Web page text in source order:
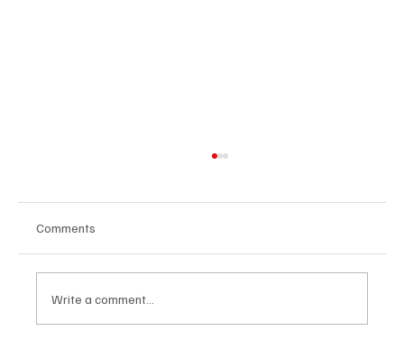
Comments
Write a comment...